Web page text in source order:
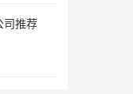
司推荐